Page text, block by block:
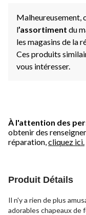
Malheureusement,
l’assortiment du
les magasins de la
Ces produits
vous intéresser.
À l'attention des
obtenir des
réparation, cliquez ici.
Produit Détails
Il n'y a rien de plus
adorables chapeaux de